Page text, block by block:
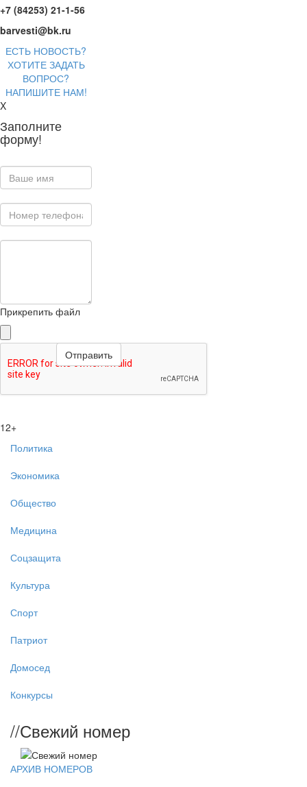
+7 (84253) 21-1-56
barvesti@bk.ru
ЕСТЬ НОВОСТЬ?
ХОТИТЕ ЗАДАТЬ
ВОПРОС?
НАПИШИТЕ НАМ!
X
Заполните
форму!
Прикрепить файл
12+
Политика
Экономика
Общество
Медицина
Соцзащита
Культура
Спорт
Патриот
Домосед
Конкурсы
//Свежий номер
АРХИВ НОМЕРОВ